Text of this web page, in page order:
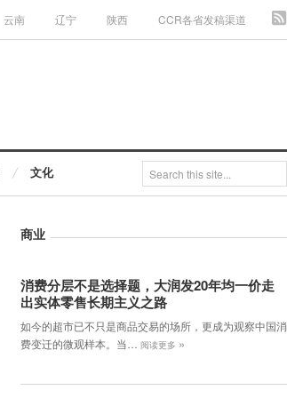
云南 辽宁 陕西 CCR各省发稿渠道
文化
商业
消费分层不是选择题，大润发20年均一价走
出实体零售长期主义之路
如今的超市已不只是商品交易的场所，更成为观察中国消
费变迁的微观样本。当…
阅读更多 »